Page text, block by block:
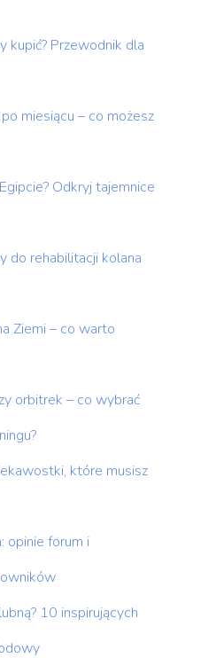
kupić? Przewodnik dla
miesiącu – co możesz
Odkryj tajemnice
do rehabilitacji kolana
Ziemi – co warto
orbitrek – co wybrać
które musisz
opinie forum i
10 inspirujących